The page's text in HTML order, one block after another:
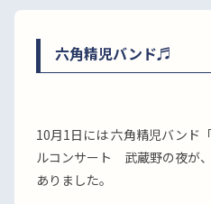
六角精児バンド♬
10月1日には 六角精児バンド
ルコンサート 武蔵野の夜が
ありました。